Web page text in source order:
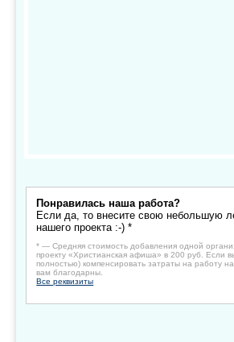
Понравилась наша работа?
Если да, то внесите свою небольшую
нашего проекта :-) *
* — Средняя стоимость добавления одной
проекту «Христианская афиша» в 200 руб. Если
полностью) компенсировать затраты на работу
вам благодарны.
Все реквизиты